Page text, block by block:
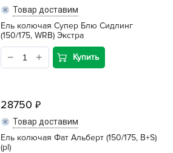
Товар доставим
Ель колючая Супер Блю Сидлинг
(150/175, WRB) Экстра
Купить
28750
Товар доставим
Ель колючая Фат Альберт (150/175, B+S)
(pl)